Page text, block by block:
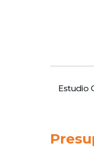
Estudio